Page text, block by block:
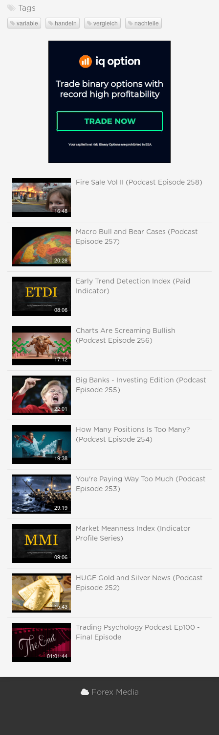
Tags
variable handeln vergleich nachteile
16:48
Fire Sale Vol II (Podcast Episode 258)
20:28
Macro Bull and Bear Cases (Podcast
Episode 257)
08:06
Early Trend Detection Index (Paid
Indicator)
17:12
Charts Are Screaming Bullish
(Podcast Episode 256)
22:01
Big Banks - Investing Edition (Podcast
Episode 255)
19:38
How Many Positions Is Too Many?
(Podcast Episode 254)
29:19
You're Paying Way Too Much (Podcast
Episode 253)
09:06
Market Meanness Index (Indicator
Profile Series)
15:43
HUGE Gold and Silver News (Podcast
Episode 252)
01:01:44
Trading Psychology Podcast Ep100 -
Final Episode
Forex Media